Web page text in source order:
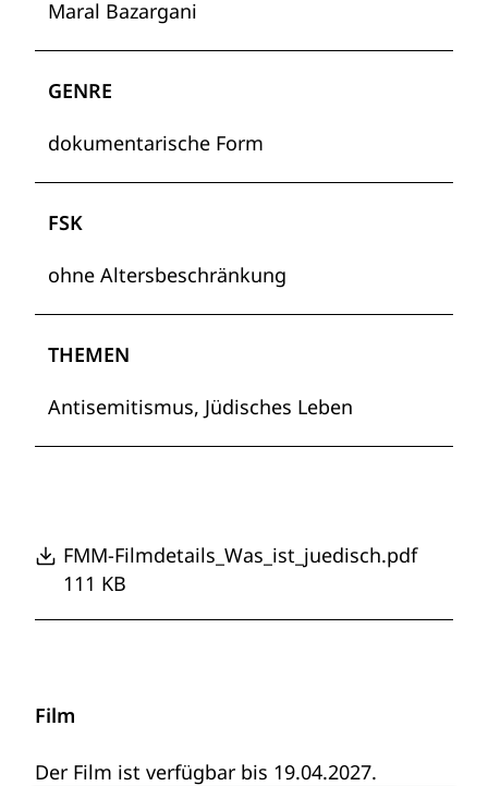
Maral Bazargani
GENRE
dokumentarische Form
FSK
ohne Altersbeschränkung
THEMEN
Antisemitismus, Jüdisches Leben
FMM-Filmdetails_Was_ist_juedisch.pdf
111 KB
Film
Der Film ist verfügbar bis 19.04.2027.